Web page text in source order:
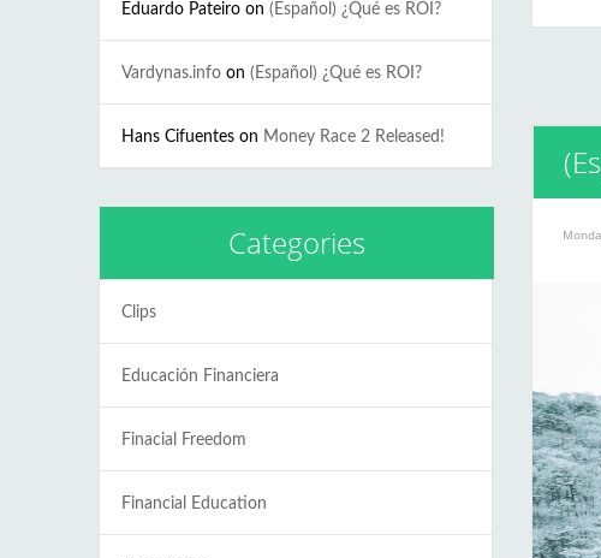
Eduardo Pateiro on (Español) ¿Qué es ROI?
Vardynas.info on (Español) ¿Qué es ROI?
Hans Cifuentes on Money Race 2 Released!
Categories
Clips
Educación Financiera
Finacial Freedom
Financial Education